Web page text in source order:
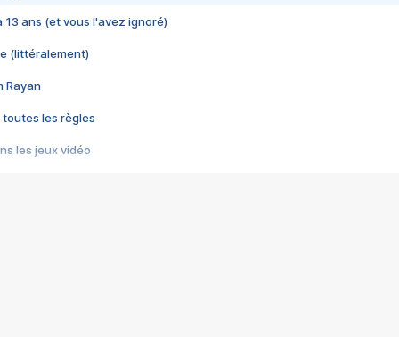
13 ans (et vous l'avez ignoré)
(littéralement)
Rayan
toutes les règles
les jeux vidéo